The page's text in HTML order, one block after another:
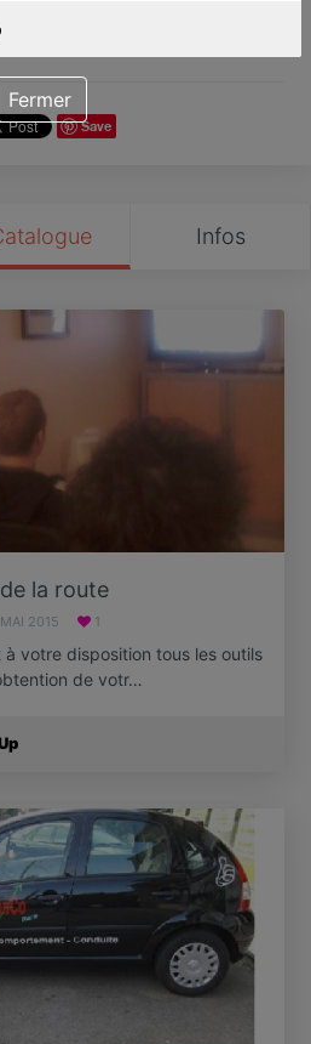
Save
Infos
la route
2015 1
votre disposition tous les outils
de votr…
Fermer